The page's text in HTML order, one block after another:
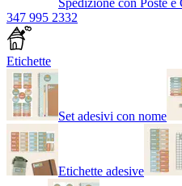
Spedizione con Poste e
347 995 2332
Etichette
Set adesivi con nome
Etichette adesive